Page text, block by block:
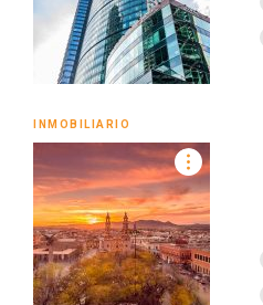
INMOBILIARIO